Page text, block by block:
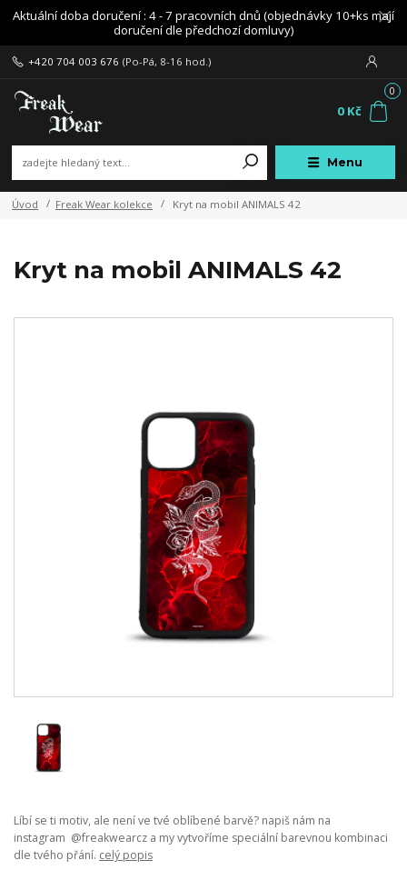
Aktuální doba doručení : 4 - 7 pracovních dnů (objednávky 10+ks mají
doručení dle předchozí domluvy)
Menu
+420 704 003 676 (Po-Pá, 8-16 hod.)
0
0 Kč
Úvod Freak Wear kolekce Kryt na mobil ANIMALS 42
Kryt na mobil ANIMALS 42
Líbí se ti motiv, ale není ve tvé oblíbené barvě? napiš nám na
instagram @freakwearcz a my vytvoříme speciální barevnou kombinaci
dle tvého přání. celý popis